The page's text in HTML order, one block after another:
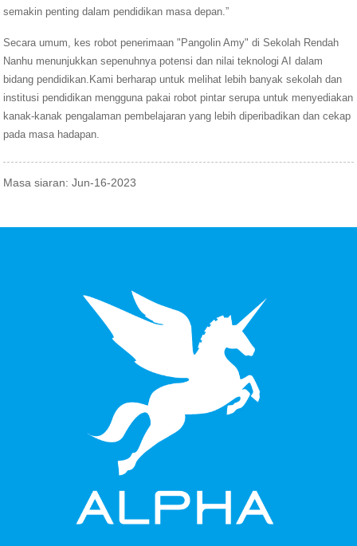
semakin penting dalam pendidikan masa depan.”
Secara umum, kes robot penerimaan "Pangolin Amy" di Sekolah Rendah
Nanhu menunjukkan sepenuhnya potensi dan nilai teknologi AI dalam
bidang pendidikan.Kami berharap untuk melihat lebih banyak sekolah dan
institusi pendidikan mengguna pakai robot pintar serupa untuk menyediakan
kanak-kanak pengalaman pembelajaran yang lebih diperibadikan dan cekap
pada masa hadapan.
Masa siaran: Jun-16-2023